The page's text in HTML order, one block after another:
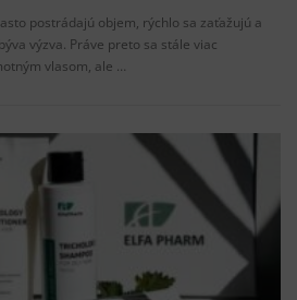
postrádajú objem, rýchlo sa zaťažujú a
výzva. Práve preto sa stále viac
vlasom, ale …